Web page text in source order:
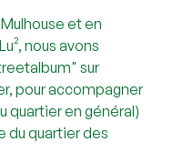
et en
, nous avons
sur
pour accompagner
quartier en général)
du quartier des